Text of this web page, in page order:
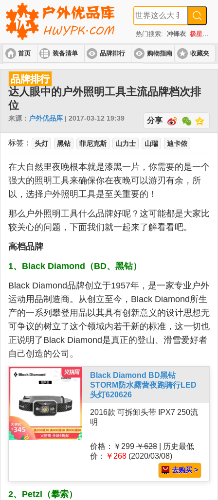
热门搜索: 冲锋衣 极星
首页 装备清单 品牌排行 购物指南
入门套装 进阶套装 高端套装
收藏夹
品牌排行
达人眼中的户外照明工具主流品牌档次排
位
分享
来源： 户外优品库 | 2017-03-12 19:39
标签： 头灯 黑钻 菲尼克斯 山力士 山瑞 迪卡侬
在大自然里夜晚根本就是漆黑一片，你需要的是一个
强大的照明工具来确保你在夜晚可以游刃有余，所
以，选择户外照明工具是至关重要的！
那么户外照明工具什么品牌好呢？这可能都是大家比
较关心的问题，下面我们就一起来了解看看吧。
高档品牌
1、Black Diamond（BD、黑钻）
Black Diamond品牌创立于1957年，是一家专业户外
运动用品制造商。从创立至今，Black Diamond所生
产的一系列攀登用品以其具有创新意义的设计思想无
可争议的树立了这个领域内若干新的标准，这一切也
正说明了Black Diamond是真正的登山、滑雪爱好者
自己创造的公司。
Black Diamond BD黑钻
STORM防水露营夜跑骑行LED
头灯620626
2016款 可拆卸头带 IPX7 250流
明
价格：￥299 ￥628 | 历史最低
价：
￥268 (2020/03/08)
去购买 >
2、Petzl（攀索）